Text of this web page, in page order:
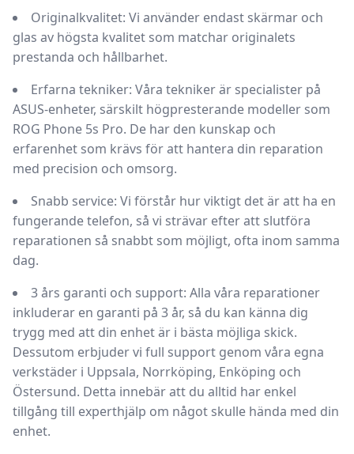
Originalkvalitet: Vi använder endast skärmar och
glas av högsta kvalitet som matchar originalets
prestanda och hållbarhet.
Erfarna tekniker: Våra tekniker är specialister på
ASUS-enheter, särskilt högpresterande modeller som
ROG Phone 5s Pro. De har den kunskap och
erfarenhet som krävs för att hantera din reparation
med precision och omsorg.
Snabb service: Vi förstår hur viktigt det är att ha en
fungerande telefon, så vi strävar efter att slutföra
reparationen så snabbt som möjligt, ofta inom samma
dag.
3 års garanti och support: Alla våra reparationer
inkluderar en garanti på 3 år, så du kan känna dig
trygg med att din enhet är i bästa möjliga skick.
Dessutom erbjuder vi full support genom våra egna
verkstäder i Uppsala, Norrköping, Enköping och
Östersund. Detta innebär att du alltid har enkel
tillgång till experthjälp om något skulle hända med din
enhet.